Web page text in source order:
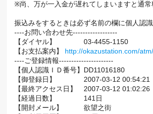
※尚、万が一入金が遅れてしまいますと通
振込みをするときは必ず名前の欄に個人認
----お問い合わせ先------------------
【ダイヤル】 03-4455-1150
【お支払案内】
http://okazustation.com/
----ご登録情報----------------------
【個人認識ＩＤ番号】DD11016180
【御登録日】 2007-03-12 00:54:21
【最終アクセス日】 2007-03-12 01:02:26
【経過日数】 141日
【開封メール】 欲望之街